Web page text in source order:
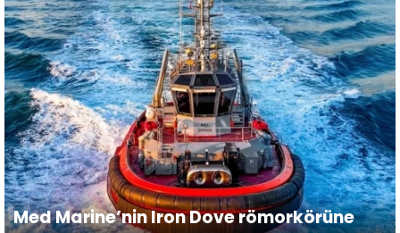
Med Marine’nin Iron Dove römorkörüne